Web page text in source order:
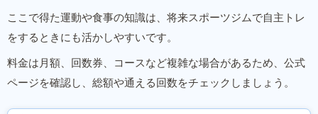
ここで得た運動や食事の知識は、将来スポーツジムで自主トレ
をするときにも活かしやすいです。
料金は月額、回数券、コースなど複雑な場合があるため、公式
ページを確認し、総額や通える回数をチェックしましょう。